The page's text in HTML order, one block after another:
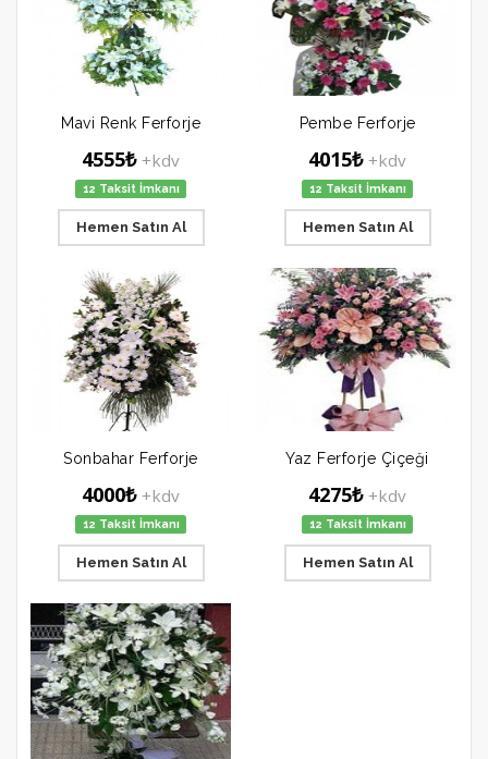
Mavi Renk Ferforje
4555₺ +kdv
12 Taksit İmkanı
Hemen Satın Al
Pembe Ferforje
4015₺ +kdv
12 Taksit İmkanı
Hemen Satın Al
Sonbahar Ferforje
4000₺ +kdv
12 Taksit İmkanı
Hemen Satın Al
Yaz Ferforje Çiçeği
4275₺ +kdv
12 Taksit İmkanı
Hemen Satın Al